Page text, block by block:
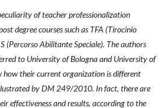
of teacher professionalization
degree courses such as TFA (Tirocinio
(Percorso Abilitante Speciale). The authors
to University of Bologna and University of
how their current organization is different
by DM 249/2010. In fact, there are
effectiveness and results, according to the